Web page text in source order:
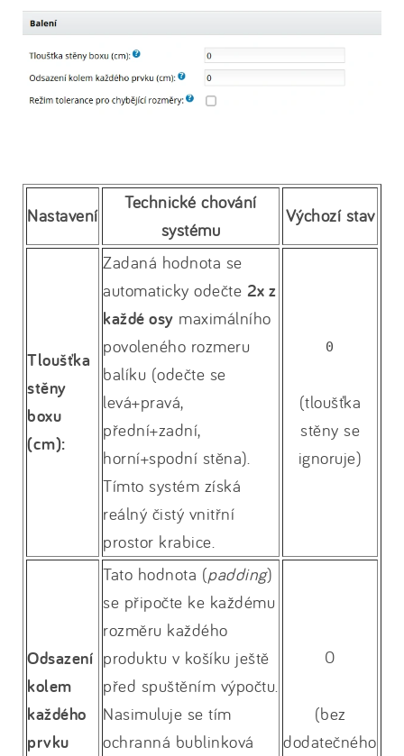
Nastavení
Technické chování
systému
Výchozí stav
Tloušťka
stěny
boxu
(cm):
Zadaná hodnota se
automaticky odečte 2x z
každé osy maximálního
povoleného rozmeru
balíku (odečte se
levá+pravá,
přední+zadní,
horní+spodní stěna).
Tímto systém získá
reálný čistý vnitřní
prostor krabice.
0
(tloušťka
stěny se
ignoruje)
Odsazení
kolem
každého
prvku
Tato hodnota (padding)
se připočte ke každému
rozměru každého
produktu v košíku ještě
před spuštěním výpočtu.
Nasimuluje se tím
ochranná bublinková
0
(bez
dodatečného